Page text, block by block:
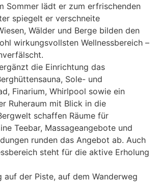
Sommer lädt er zum erfrischenden
spiegelt er verschneite
Wälder und Berge bilden den
wirkungsvollsten Wellnessbereich –
die Einrichtung das
Sole- und
Finarium, Whirlpool sowie ein
Ruheraum mit Blick in die
schaffen Räume für
Teebar, Massageangebote und
runden das Angebot ab. Auch
steht für die aktive Erholung
auf der Piste, auf dem Wanderweg